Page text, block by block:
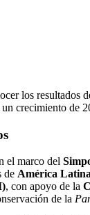
los resultados
crecimiento de
el marco del
de América
, con apoyo de la
de la